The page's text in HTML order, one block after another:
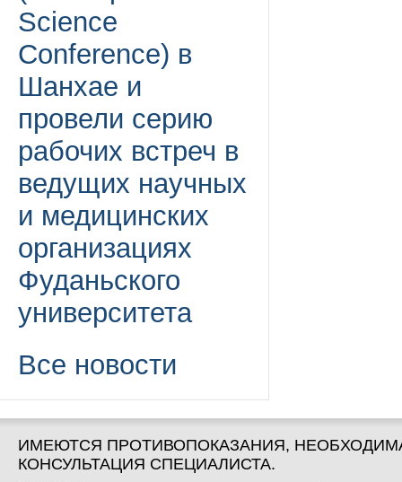
Science
Conference) в
Шанхае и
провели серию
рабочих встреч в
ведущих научных
и медицинских
организациях
Фуданьского
университета
Все новости
ИМЕЮТСЯ ПРОТИВОПОКАЗАНИЯ,
КОНСУЛЬТАЦИЯ СПЕЦИАЛИСТА.